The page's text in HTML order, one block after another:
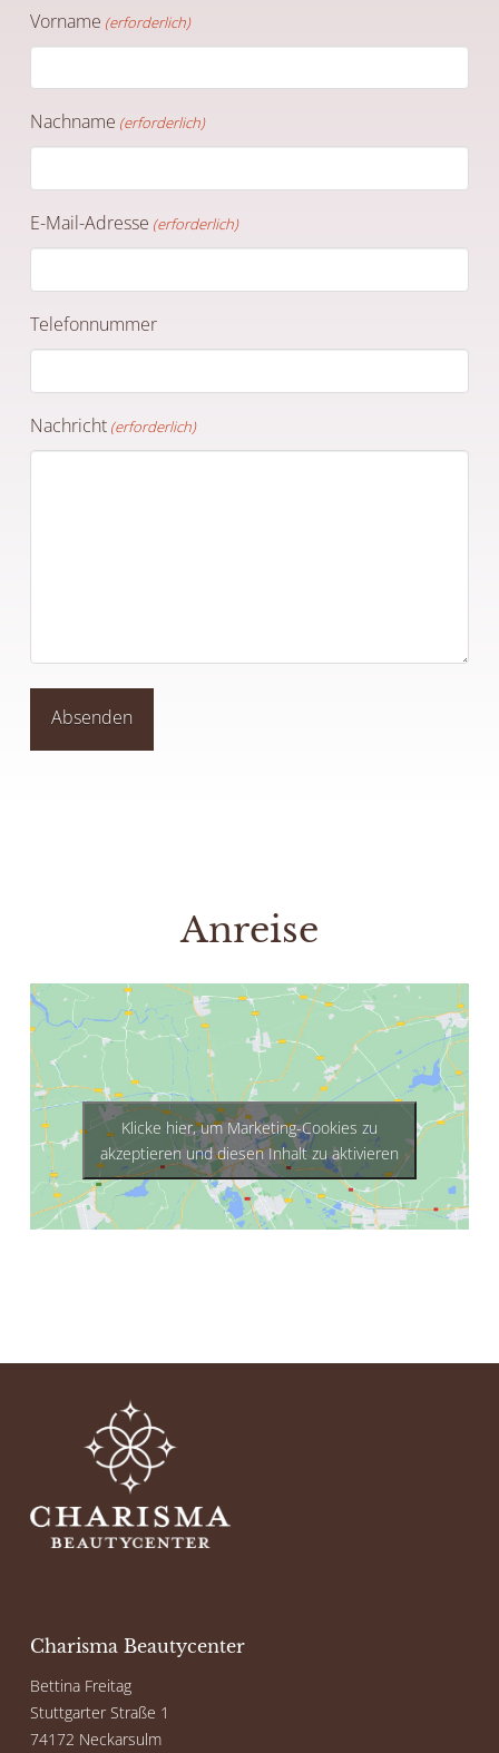
Vorname (erforderlich)
Nachname (erforderlich)
E-Mail-Adresse (erforderlich)
Telefonnummer
Nachricht (erforderlich)
Anreise
Klicke hier, um Marketing-Cookies zu
akzeptieren und diesen Inhalt zu aktivieren
Charisma Beautycenter
Bettina Freitag
Stuttgarter Straße 1
74172 Neckarsulm